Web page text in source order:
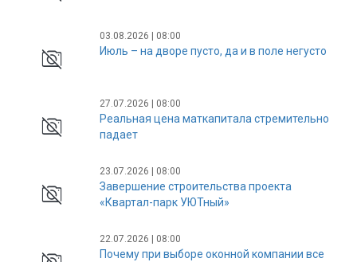
03.08.2026 | 08:00
Июль – на дворе пусто, да и в поле негусто
27.07.2026 | 08:00
Реальная цена маткапитала стремительно
падает
23.07.2026 | 08:00
Завершение строительства проекта
«Квартал-парк УЮТный»
22.07.2026 | 08:00
Почему при выборе оконной компании все